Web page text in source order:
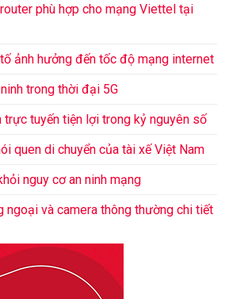
phù hợp cho mạng Viettel tại
ảnh hưởng đến tốc độ mạng internet
trong thời đại 5G
trực tuyến tiện lợi trong kỷ nguyên số
quen di chuyển của tài xế Việt Nam
nguy cơ an ninh mạng
ngoại và camera thông thường chi tiết